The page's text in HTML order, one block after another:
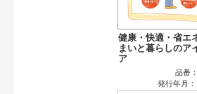
健康・快適・省エ
まいと暮らしのア
ア
品番
発行年月